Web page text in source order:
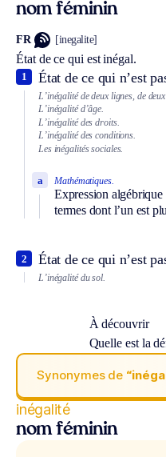
nom féminin
FR [inegalite]
État de ce qui est inégal.
État de ce qui n’est
1
L’inégalité de deux lignes, de
L’inégalité d’âge.
L’inégalité des droits.
L’inégalité des conditions.
Les inégalités sociales.
Mathématiques.
Expression
termes dont l’un est
a
État de ce qui n’est
2
L’inégalité du sol.
À découvrir
Quelle est la
Synonymes de
inégalité
nom féminin